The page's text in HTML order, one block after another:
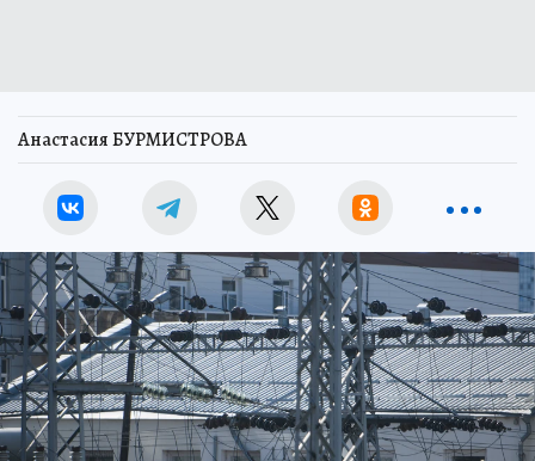
Анастасия БУРМИСТРОВА